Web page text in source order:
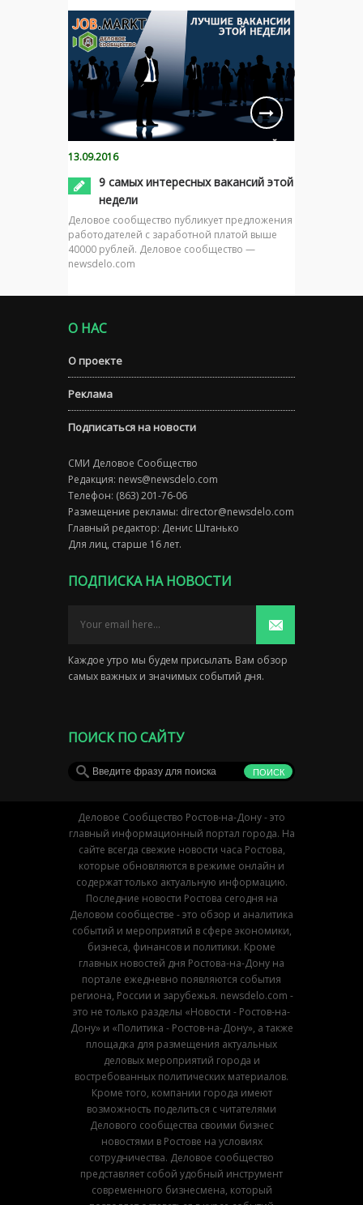
13.09.2016
9 самых интересных вакансий этой
недели
Деловое сообщество публикует предложения
работодателей с заработной платой выше
40000 рублей. Деловое сообщество —
newsdelo.com
О НАС
О проекте
Реклама
Подписаться на новости
СМИ Деловое Сообщество
Редакция: news@newsdelo.com
Телефон: (863) 201-76-06
Размещение рекламы: director@newsdelo.com
Главный редактор: Денис Штанько
Для лиц, старше 16 лет.
ПОДПИСКА НА НОВОСТИ
Каждое утро мы будем присылать Вам обзор
самых важных и значимых событий дня.
ПОИСК ПО САЙТУ
Деловое Сообщество Ростов-на-Дону - это
главный информационный портал города. На
сайте всегда свежие новости часа Ростова,
которые обновляются в режиме онлайн и
содержат только актуальную информацию.
Последние новости Ростова сегодня на
Деловом сообществе - это обзор и аналитика
событий и мероприятий в сфере экономики,
бизнеса, финансов и политики. Кроме
главных новостей дня Ростова-на-Дону на
портале ежедневно появляются события
региона, России и зарубежья. newsdelo.com -
это не только разделы «Новости - Ростов-на-
Дону» и «Политика - Ростов-на-Дону», а также
площадка для размещения актуальных
деловых мероприятий города и
востребованных политических материалов.
Кроме того, компании города имеют
возможность поделиться с читателями
Делового сообщества своими бизнес
новостями в Ростове на условиях
сотрудничества. Деловое сообщество
представляет собой удобный инструмент
современного бизнесмена, который